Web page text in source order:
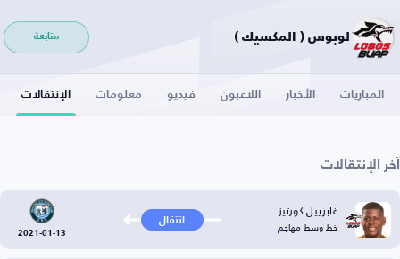
لوبوس ( المكسيك ) متابعة
المباريات الأخبار اللاعبون فيديو معلومات الإنتقالات
آخر الإنتقالات
غابرييل كورتيز
خط وسط مهاجم انتقال
2021-01-13